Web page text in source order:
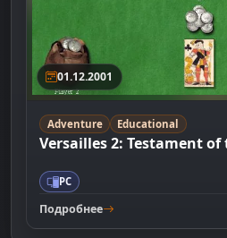
01.12.2001
Adventure Educational
Versailles 2: Testament of
PC
Подробнее